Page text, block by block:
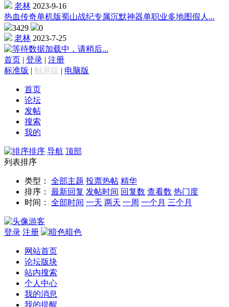
老林 2023-9-16
热血传奇单机版蜀山战纪专属沉默神器单职业多地图假人...
3429
0
老林 2023-7-25
数据加载中，请稍后...
首页 | 登录 | 注册
标准版 | 触屏版 | 电脑版
首页
论坛
发帖
搜索
我的
排序 导航 顶部
列表排序
类型： 全部主题 投票热帖 精华
排序：
最新回复 发帖时间 回复数 查看数 热门度
时间：
全部时间 一天 两天 一周 一个月 三个月
游客
登录 注册 暗色
网站首页
论坛版块
站内搜索
个人中心
我的消息
我的提醒